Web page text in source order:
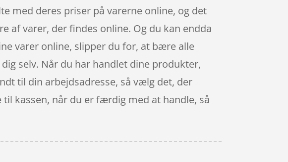
med deres priser på varerne online, og det
af varer, der findes online. Og du kan endda
varer online, slipper du for, at bære alle
selv. Når du har handlet dine produkter,
til din arbejdsadresse, så vælg det, der
kassen, når du er færdig med at handle, så